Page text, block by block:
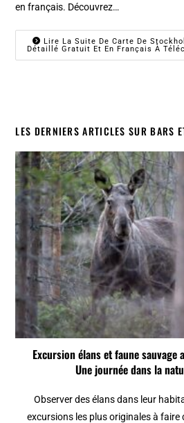
en français. Découvrez…
Lire La Suite De Carte De
Détaillé Gratuit Et En Français À
LES DERNIERS ARTICLES SUR BARS
Excursion élans et faune
Une journée dans la
Observer des élans dans leur
excursions les plus originales à faire